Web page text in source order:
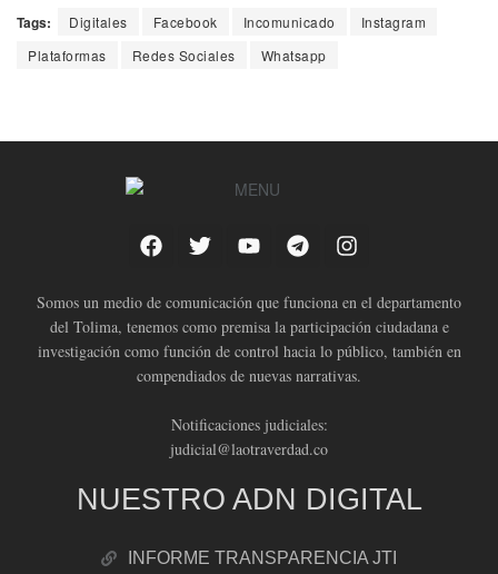
Tags: Digitales Facebook Incomunicado
Instagram
Plataformas
Redes Sociales Whatsapp
Somos un medio de comunicación que funciona en el departamento
del Tolima, tenemos como premisa la participación ciudadana e
investigación como función de control hacia lo público, también en
compendiados de nuevas narrativas.
Notificaciones judiciales:
judicial@laotraverdad.co
NUESTRO ADN DIGITAL
INFORME TRANSPARENCIA JTI